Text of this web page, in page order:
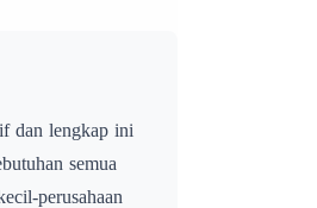
dan lengkap ini
semua
perusahaan